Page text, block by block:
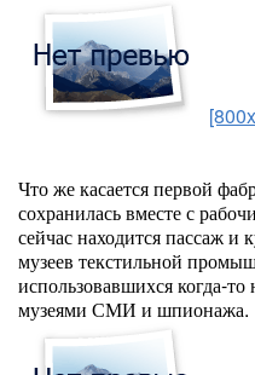
Что же касается первой
сохранилась вместе с
сейчас находится пассаж и
музеев текстильной
использовавшихся когда-
музеями СМИ и шпионажа.